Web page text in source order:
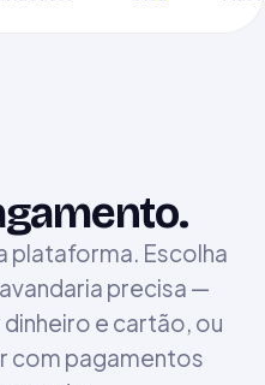
plataforma. Escolha
precisa —
e cartão, ou
com pagamentos